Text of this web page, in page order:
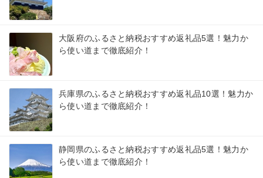
大阪府のふるさと納税おすすめ返礼品5選！魅力か
ら使い道まで徹底紹介！
兵庫県のふるさと納税おすすめ返礼品10選！魅力か
ら使い道まで徹底紹介！
静岡県のふるさと納税おすすめ返礼品5選！魅力か
ら使い道まで徹底紹介！